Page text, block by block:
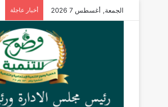
الجمعة, أغسطس 7 2026 أخبار عاجلة